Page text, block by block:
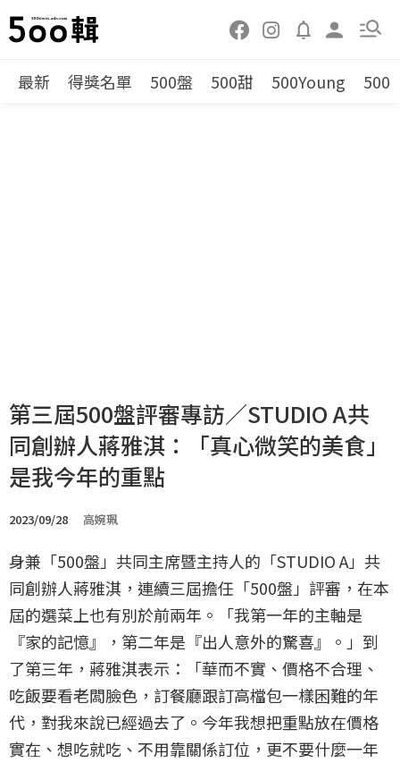
最新 得獎名單 500盤 500甜 500Young 500
第三屆500盤評審專訪／STUDIO A共
同創辦人蔣雅淇：「真心微笑的美食」
是我今年的重點
2023/09/28 高婉珮
身兼「500盤」共同主席暨主持人的「STUDIO A」共
同創辦人蔣雅淇，連續三屆擔任「500盤」評審，在本
屆的選菜上也有別於前兩年。「我第一年的主軸是
『家的記憶』，第二年是『出人意外的驚喜』。」到
了第三年，蔣雅淇表示：「華而不實、價格不合理、
吃飯要看老闆臉色，訂餐廳跟訂高檔包一樣困難的年
代，對我來說已經過去了。今年我想把重點放在價格
實在、想吃就吃、不用靠關係訂位，更不要什麼一年